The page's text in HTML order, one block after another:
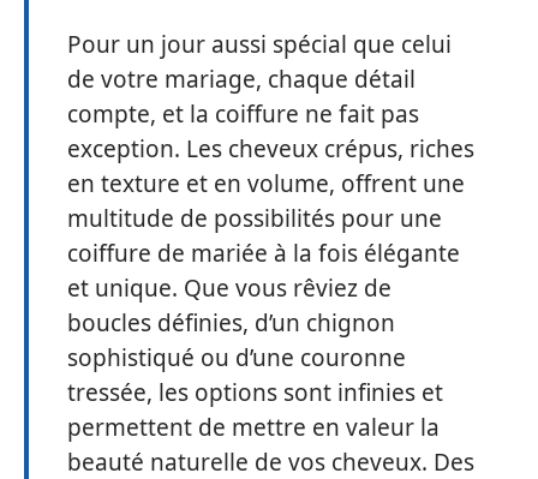
Pour un jour aussi spécial que celui
de votre mariage, chaque détail
compte, et la coiffure ne fait pas
exception. Les cheveux crépus, riches
en texture et en volume, offrent une
multitude de possibilités pour une
coiffure de mariée à la fois élégante
et unique. Que vous rêviez de
boucles définies, d’un chignon
sophistiqué ou d’une couronne
tressée, les options sont infinies et
permettent de mettre en valeur la
beauté naturelle de vos cheveux. Des